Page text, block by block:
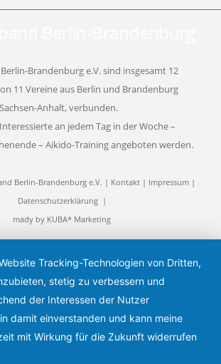
Brandenburg e.V. sind insgesamt 12
11 Vereine aus Berlin und Brandenburg
Anhalt, verbunden.
an jedem Tag in der Woche –
– Aikido-Training angeboten werden.
Berlin-Brandenburg e.V. | Kontakt| Impressum|
Datenschutzerklärung |
mady by KUBA* Marketing
Tracking-Technologien von Dritten,
stetig zu verbessern und
der Interessen der Nutzer
damit einverstanden und kann meine
mit Wirkung für die Zukunft widerrufen